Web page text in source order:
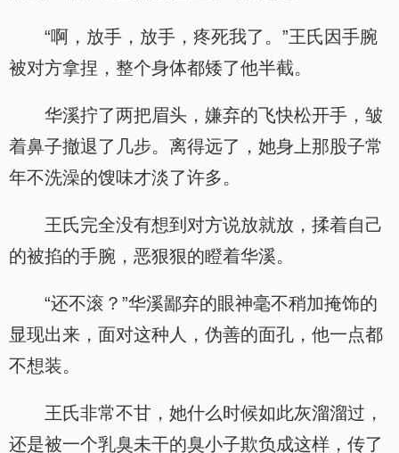
“啊，放手，放手，疼死我了。”王氏因手腕
被对方拿捏，整个身体都矮了他半截。
华溪拧了两把眉头，嫌弃的飞快松开手，皱
着鼻子撤退了几步。离得远了，她身上那股子常
年不洗澡的馊味才淡了许多。
王氏完全没有想到对方说放就放，揉着自己
的被掐的手腕，恶狠狠的瞪着华溪。
“还不滚？”华溪鄙弃的眼神毫不稍加掩饰的
显现出来，面对这种人，伪善的面孔，他一点都
不想装。
王氏非常不甘，她什么时候如此灰溜溜过，
还是被一个乳臭未干的臭小子欺负成这样，传了